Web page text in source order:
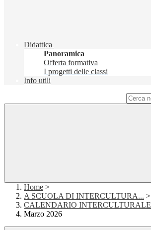
Didattica
Panoramica
Offerta formativa
I progetti delle classi
Info utili
Home >
A SCUOLA DI INTERCULTURA... >
CALENDARIO INTERCULTURALE
Marzo 2026